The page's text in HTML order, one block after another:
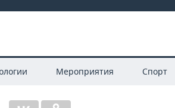
Мероприятия Спорт